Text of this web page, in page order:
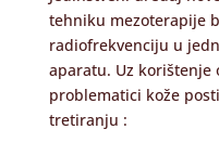
tehniku mezoterapije
radiofrekvenciju u
aparatu. Uz
problematici kože
tretiranju :